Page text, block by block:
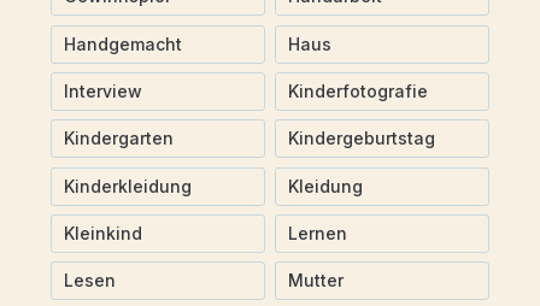
Handgemacht Haus
Interview Kinderfotografie
Kindergarten Kindergeburtstag
Kinderkleidung Kleidung
Kleinkind Lernen
Lesen Mutter